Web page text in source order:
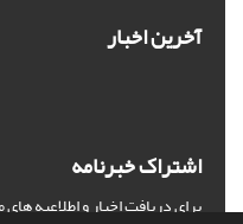
آخرین اخبار
اشتراک خبرنامه
برای دریافت اخبار و اطلاعیه